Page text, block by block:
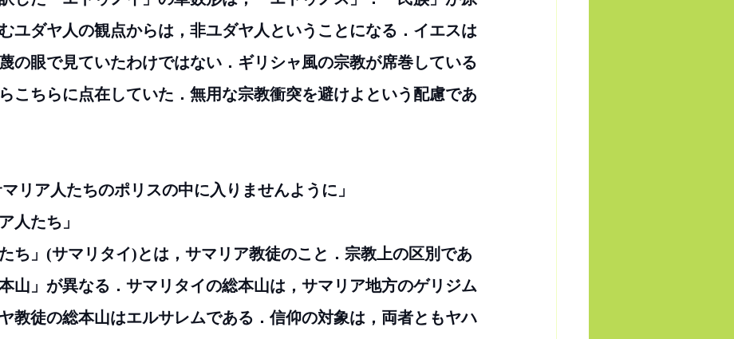
ユダヤ人の観点からは，非ユダヤ人ということになる．イエスは
の眼で見ていたわけではない．ギリシャ風の宗教が席巻している
こちらに点在していた．無用な宗教衝突を避けよという配慮であ
リア人たちのポリスの中に入りませんように」
人たち」
ち」(サマリタイ)とは，サマリア教徒のこと．宗教上の区別であ
山」が異なる．サマリタイの総本山は，サマリア地方のゲリジム
教徒の総本山はエルサレムである．信仰の対象は，両者ともヤハ